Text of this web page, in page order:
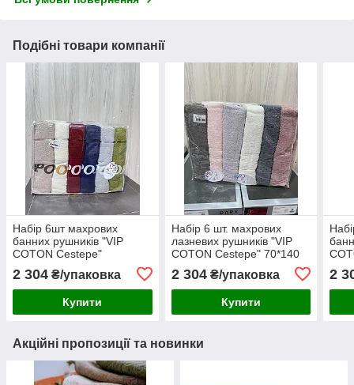
Подібні товари компанії
Набір 6шт махрових
банних рушників "VIP
COTON Cestepe"
Чештепе)
2 304 ₴/упаковка
Купити
Набір 6 шт. махрових
лазневих рушників "VIP
COTON Cestepe" 70*140
2 304₴/упаковка
Купити
2
Акційні пропозиції та новинки